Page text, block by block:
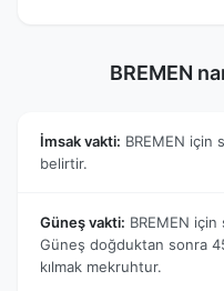
BREMEN
İmsak vakti: BREMEN için
belirtir.
Güneş vakti: BREMEN
Güneş doğduktan sonra
kılmak mekruhtur.